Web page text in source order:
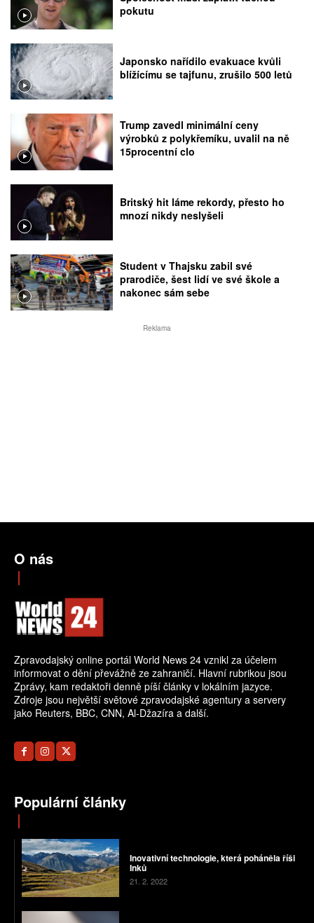
pokutu
Japonsko nařídilo evakuace kvůli
blížícímu se tajfunu, zrušilo 500 letů
Trump zavedl minimální ceny
výrobků z polykřemíku, uvalil na ně
15procentní clo
Britský hit láme rekordy, přesto ho
mnozí nikdy neslyšeli
Student v Thajsku zabil své
prarodiče, šest lidí ve své škole a
nakonec sám sebe
Reklama
O nás
Zpravodajský online portál World News 24 vznikl za účelem
informovat o dění převážně ze zahraničí. Hlavní rubrikou jsou
Zprávy, kam redaktoři denně píší články v lokálním jazyce.
Zdroje jsou největší světové zpravodajské agentury a servery
jako Reuters, BBC, CNN, Al-Džazíra a další.
Populární články
Inovativní technologie, která poháněla říši
Inků
21. 2. 2022